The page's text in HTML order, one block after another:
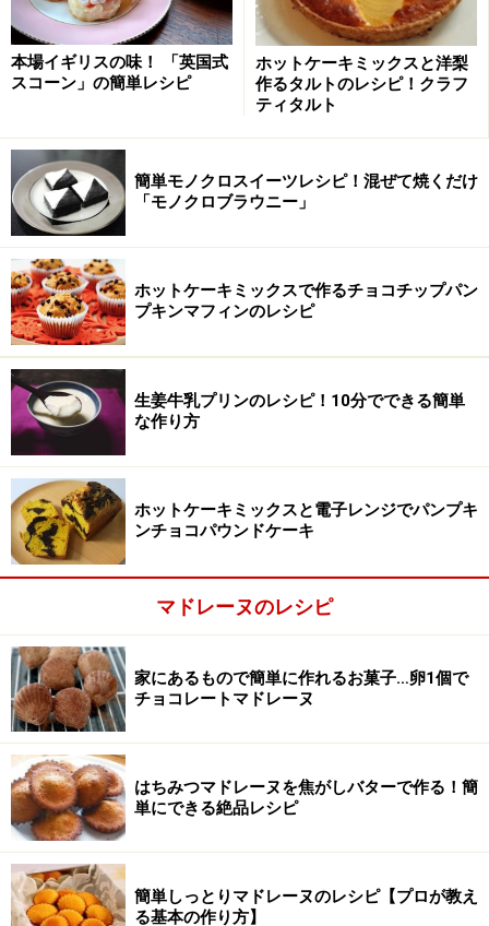
1
下準備をする
室温に戻して柔らかくしたバター（分量外）を、マドレ
ーヌ型に塗っておきます（はけが無い場合は指で直接塗
ると簡単です）。型を冷蔵庫で冷やした後、強力粉（分
量外）をはたいて余分な粉は落とします。卵は室温に戻
しておきます。薄力粉とベーキングパウダーは合わせて
ふるい、レモンは皮をすりおろします。
本場イギリスの味！ 「英国式
スコーン」の簡単レシピ
ホットケーキミックスと洋梨
作るタルトのレシピ！クラフ
ティタルト
簡単モノクロスイーツレシピ！混ぜて焼くだけ
「モノクロブラウニー」
ホットケーキミックスで作るチョコチップパン
プキンマフィンのレシピ
生姜牛乳プリンのレシピ！10分でできる簡単
な作り方
ホットケーキミックスと電子レンジでパンプキ
ンチョコパウンドケーキ
マドレーヌのレシピ
家にあるもので簡単に作れるお菓子…卵1個で
チョコレートマドレーヌ
はちみつマドレーヌを焦がしバターで作る！簡
単にできる絶品レシピ
簡単しっとりマドレーヌのレシピ【プロが教え
る基本の作り方】